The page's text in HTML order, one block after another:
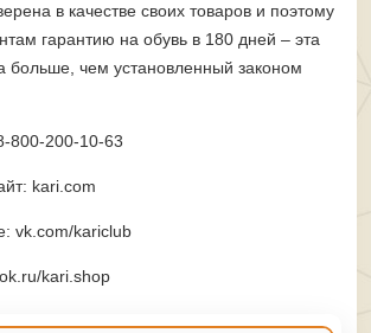
в качестве своих товаров и поэтому
гарантию на обувь в 180 дней – эта
больше, чем установленный законом
800-200-10-63
kari.com
vk.com/kariclub
kari.shop